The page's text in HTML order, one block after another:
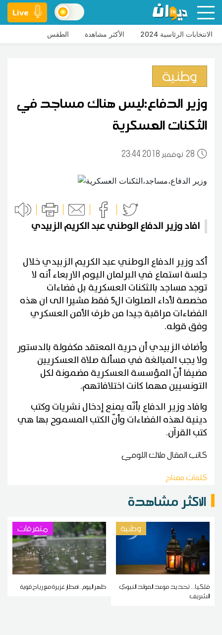
Live
الانتخابات الرئاسية 2024 الأكثر مشاهدة الطقس
وطنية
وزير الدفاع:ليس هناك مساجد في
الثكنات العسكرية
28 23:44 2018 نوفمبر
افاد وزير الدفاع الوطني عبد الكريم الزبيدي
أكد وزير الدفاع الوطني عبد الكريم الزبيدي خلال
جلسة استماع في البرلمان اليوم الاربعاء أنه لا
توجد مساجد بالثكنات العسكرية بل فضاءات
مخصصة لأداء الصلوات ال5 فقط مشيرا الى ان هذه
الفضاءات مراقبة جيدا من طرف الأمن العسكري
وفق قوله.
وأضاف الزبيدي أن حرية المعتقد مكفولة بالدستور
ولا يجب المبالغة في مسألة صلاة العسكريين
مضيفا أنّ المؤسسة العسكرية مضمونة لكل
التونسيين مهما كانت اختلافاتهم.
وافاد وزير الدفاع بأنّه يمنع إدخال نشريات وكتب
دينية لهذه الفضاءات وأنّ الكتب المسموح بها هي
كتب القرآن.
كاتب المقالملاك اللومي
كلمات مفتاح
الاكثر مشاهدة
وطنية
فلكيا... تحديد موعد المولد النبوي
الشريف
متفرقات
ظهر اليوم.. أمطار غزيرة مع رياح قوية